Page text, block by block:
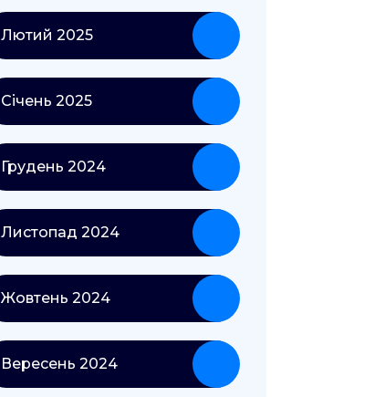
Лютий 2025
Січень 2025
Грудень 2024
Листопад 2024
Жовтень 2024
Вересень 2024